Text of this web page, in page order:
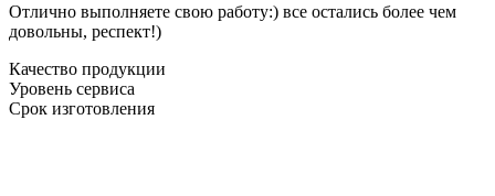
Отлично выполняете свою работу:) все остались более чем
довольны, респект!)
Качество продукции
Уровень сервиса
Срок изготовления